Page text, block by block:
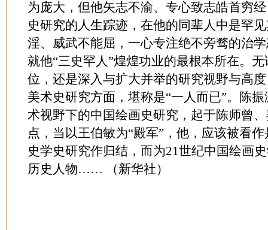
为庞大，但他矢志不渝、专心致志皓首穷
史研究的人生踪迹，在他的同辈人中是罕
淫、威武不能屈，一心专注绝不旁骛的治
就他“三史罕人”煌煌功业的最根本所在。
位，还是深入与扩大并举的研究视野与高
美术史研究方面，堪称是“一人而已”。陈
术视野下的中国绘画史研究，起于陈师曾
点，当以王伯敏为“殿军”，他，应该被看
史学史研究作归结，而为21世纪中国绘画
历史人物…… （新华社）